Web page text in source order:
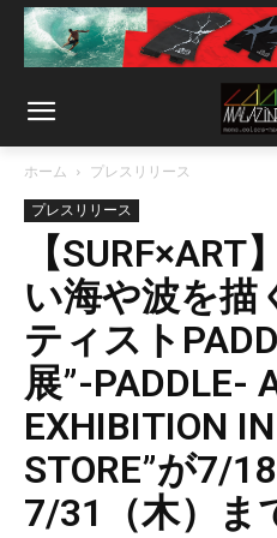
ホーム
プレスリリース
プレスリリース
【
い海や波を描
ティスト
展”-PADDLE-
EXHIBITION
STORE”が7/
7/31（木）ま